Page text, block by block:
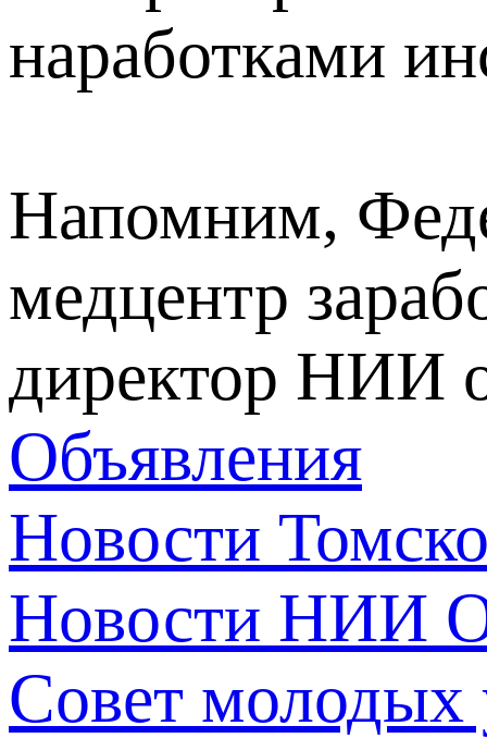
наработками
Напомним,
медцентр
директор НИИ
Объявления
Новости
Новости НИИ
Совет молодых